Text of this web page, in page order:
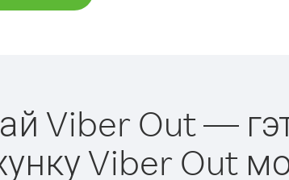
Viber Out —
Viber Out